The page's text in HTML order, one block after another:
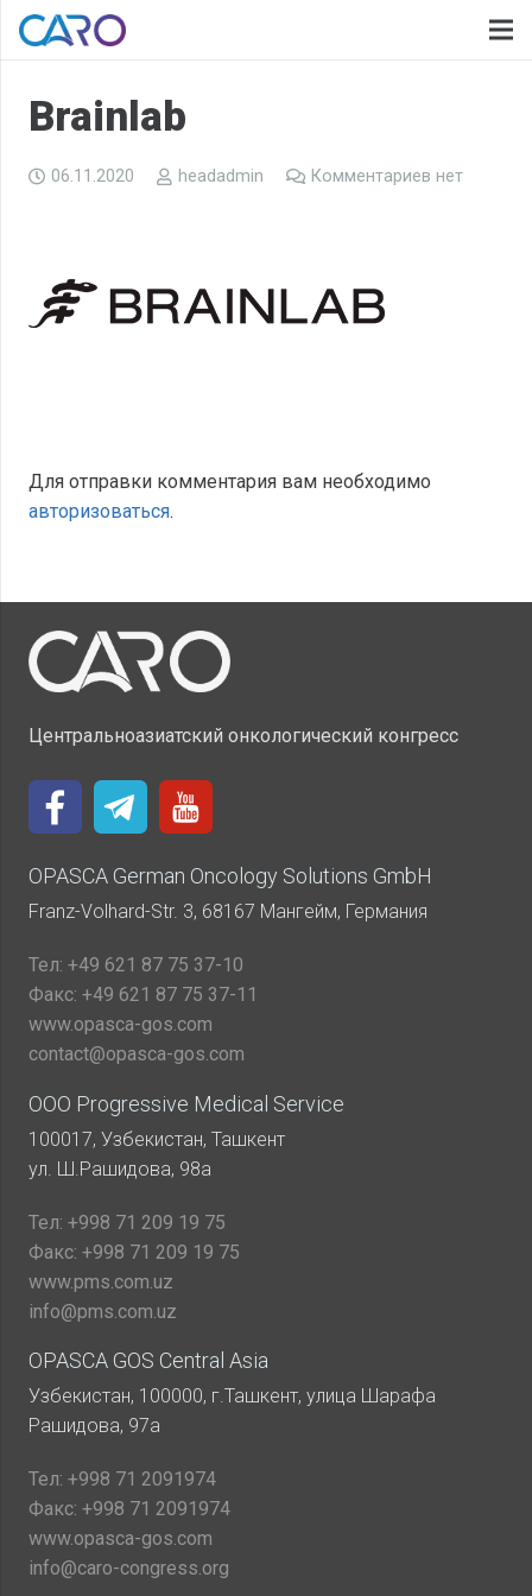
Brainlab
06.11.2020 headadmin Комментариев нет
Для отправки комментария вам необходимо
авторизоваться.
Центральноазиатский онкологический конгресс
OPASCA German Oncology Solutions GmbH
Franz-Volhard-Str. 3, 68167 Мангейм, Германия
Тел: +49 621 87 75 37-10
Факс: +49 621 87 75 37-11
www.opasca-gos.com
contact@opasca-gos.com
ООО Progressive Medical Service
100017, Узбекистан, Ташкент
ул. Ш.Рашидова, 98а
Тел: +998 71 209 19 75
Факс: +998 71 209 19 75
www.pms.com.uz
info@pms.com.uz
OPASCA GOS Central Asia
Узбекистан, 100000, г.Ташкент, улица Шарафа
Рашидова, 97а
Тел: +998 71 2091974
Факс: +998 71 2091974
www.opasca-gos.com
info@caro-congress.org